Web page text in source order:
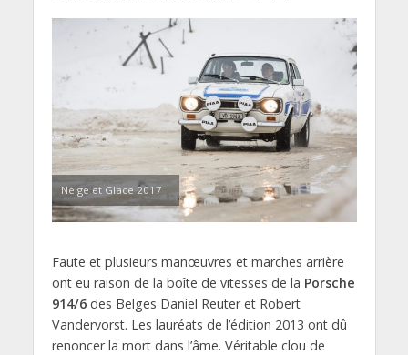
Neige et Glace 2017
Faute et plusieurs manœuvres et marches arrière
ont eu raison de la boîte de vitesses de la Porsche
914/6des Belges Daniel Reuter et Robert
Vandervorst. Les lauréats de l’édition 2013 ont dû
renoncer la mort dans l’âme. Véritable clou de